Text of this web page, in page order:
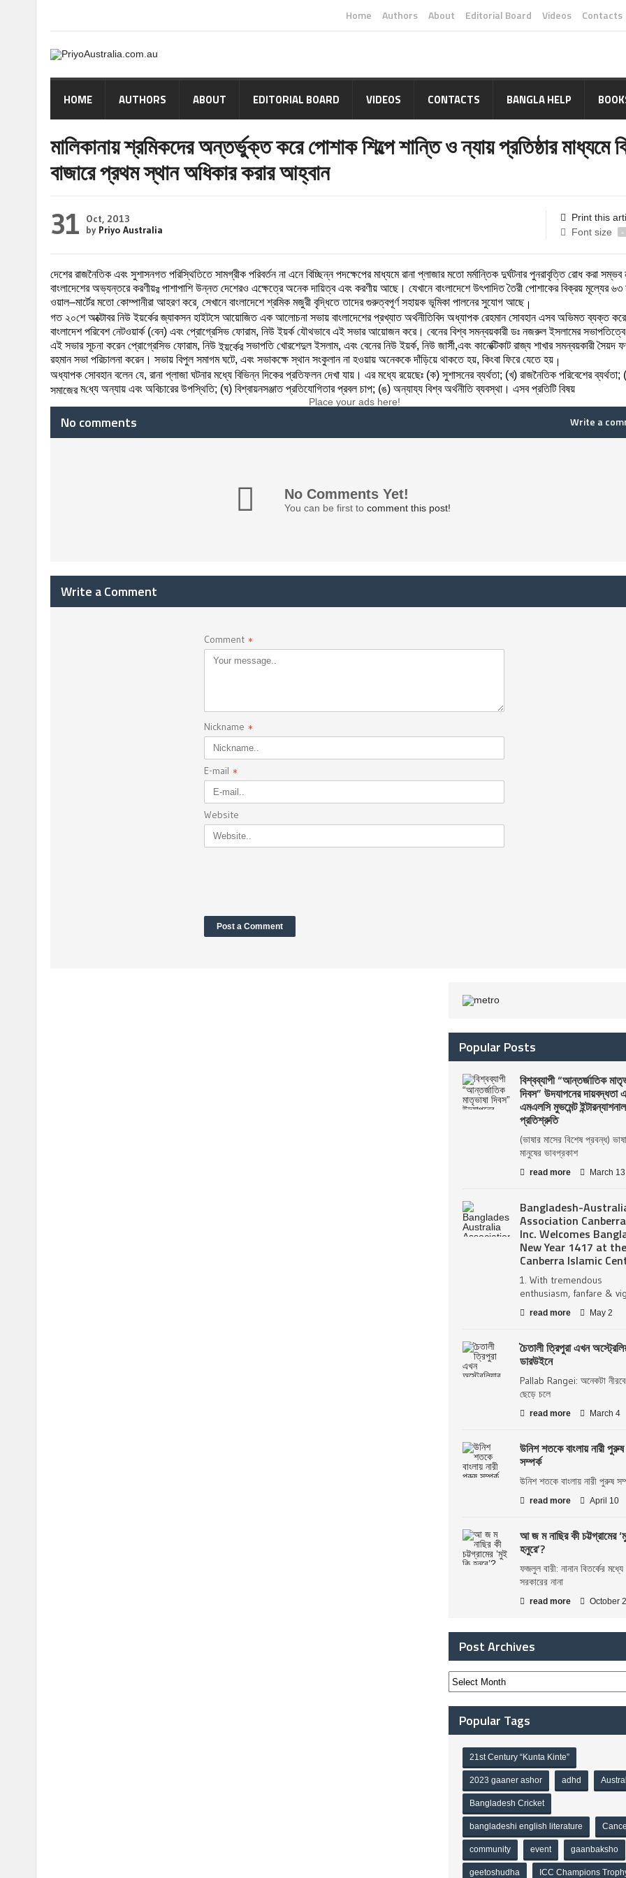
Home Authors About Editorial Board Videos Contacts
HOME AUTHORS ABOUT EDITORIAL BOARD VIDEOS CONTACTS BANGLA HELP
মালিকানায় শ্রমিকদের অন্তর্ভুক্ত করে পোশাক শিল্পে শান্তি ও ন্যায় প্রতিষ্ঠার মাধ্যমে
বাজারে প্রথম স্থান অধিকার করার আহ্বান
31
Oct, 2013
by Priyo Australia
Print this
Font size
-
দেশের রাজনৈতিক এবং সুশাসনগত পরিস্থিতিতে সামগ্রীক পরিবর্তন না এনে বিচ্ছিন্ন পদক্ষেপের মাধ্যমে রানা প্লাজার মতো মর্মান্তিক দুর্ঘটনার পুনরাবৃত্তি রোধ করা সম্ভব
বাংলাদেশের অভ্যন্তরে করণীয়র পাশাপাশি উন্নত দেশেরও এক্ষেত্রে অনেক দায়িত্ব এবং করণীয় আছে। যেখানে বাংলাদেশে উৎপাদিত তৈরী পোশাকের বিক্রয় মূল্যের ৬৩
ওয়াল–মার্টের মতো কোম্পানীরা আহরণ করে, সেখানে বাংলাদেশে শ্রমিক মজুরী বৃদ্ধিতে তাদের গুরুত্বপূর্ণ সহায়ক ভূমিকা পালনের সুযোগ আছে।
গত ২০শে অক্টোবর নিউ ইয়র্কের জ্যাকসন হাইটসে আয়োজিত এক আলোচনা সভায় বাংলাদেশের প্রখ্যাত অর্থনীতিবিদ অধ্যাপক রেহমান সোবহান এসব অভিমত ব্যক্ত
বাংলাদেশ পরিবেশ নেটওয়ার্ক (বেন) এবং প্রোগ্রেসিভ ফোরাম, নিউ ইয়র্ক যৌথভাবে এই সভার আয়োজন করে। বেনের বিশ্ব সমন্বয়কারী ডঃ নজরুল ইসলামের সভাপতিত্বে
এই সভার সূচনা করেন প্রোগ্রেসিভ ফোরাম, নিউ ইয়র্কের সভাপতি খোরশেদুল ইসলাম, এবং বেনের নিউ ইয়র্ক, নিউ জার্সী,এবং কানেক্টিকাট রাজ্য শাখার সমন্বয়কারী সৈয়দ
রহমান সভা পরিচালনা করেন। সভায় বিপুল সমাগম ঘটে, এবং সভাকক্ষে স্থান সংকুলান না হওয়ায় অনেককে দাঁড়িয়ে থাকতে হয়, কিংবা ফিরে যেতে হয় ।
অধ্যাপক সোবহান বলেন যে, রানা প্লাজা ঘটনার মধ্যে বিভিন্ন দিকের প্রতিফলন দেখা যায়। এর মধ্যে রয়েছেঃ (ক) সুশাসনের ব্যর্থতা; (খ) রাজনৈতিক পরিবেশের ব্যর্থতা; (
সমাজের মধ্যে অন্যায় এবং অবিচারের উপস্থিতি; (ঘ) বিশ্বায়নসঞ্জাত প্রতিযোগিতার প্রবল চাপ; (ঙ) অন্যায্য বিশ্ব অর্থনীতি ব্যবস্থা। এসব প্রতিটি বিষয়
Place your ads here!
No comments Write a
No Comments Yet!
You can be first to comment this post!
Write a Comment
Comment *
Nickname *
E-mail *
Website
Popular Posts
বিশ্বব্যাপী “আন্তর্জাতিক
দিবস” উদযাপনের দায়বদ্ধতা
এমএলসি মুভমেন্ট
প্রতিশ্রুতি
(ভাষার মাসের বিশেষ প্রবন্ধ) ভাষা
মানুষের ভাবপ্রকাশ
read more March 13
Bangladesh-
Association Canberra
Inc. Welcomes
New Year 1417 at the
Canberra Islamic
1. With tremendous
enthusiasm, fanfare &
read more May 2
চৈতালী ত্রিপুরা এখন
ডারউইনে
Pallab Rangei: অনেকটা
ছেড়ে চলে
read more March 4
উনিশ শতকে বাংলায় নারী পুরুষ
সম্পর্ক
উনিশ শতকে বাংলায় নারী পুরুষ
read more April 10
আ জ ম নাছির কী চট্টগ্রামের
হনুরে’?
ফজলুল বারী: নানান বিতর্কের মধ্যে
সরকারের নানা
read more October
Post Archives
Popular Tags
21st Century “Kunta Kinte”
2023 gaaner ashor adhd
Bangladesh Cricket
bangladeshi english literature
community event gaanbaksho
geetoshudha ICC Champions